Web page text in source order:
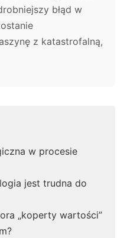
błąd w
z katastrofalną,
w procesie
jest trudna do
„koperty wartości”